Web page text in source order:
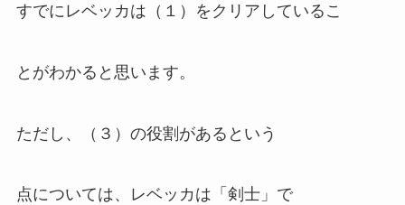
すでにレベッカは（１）をクリアしているこ
とがわかると思います。
ただし、（３）の役割があるという
点については、レベッカは「剣士」で